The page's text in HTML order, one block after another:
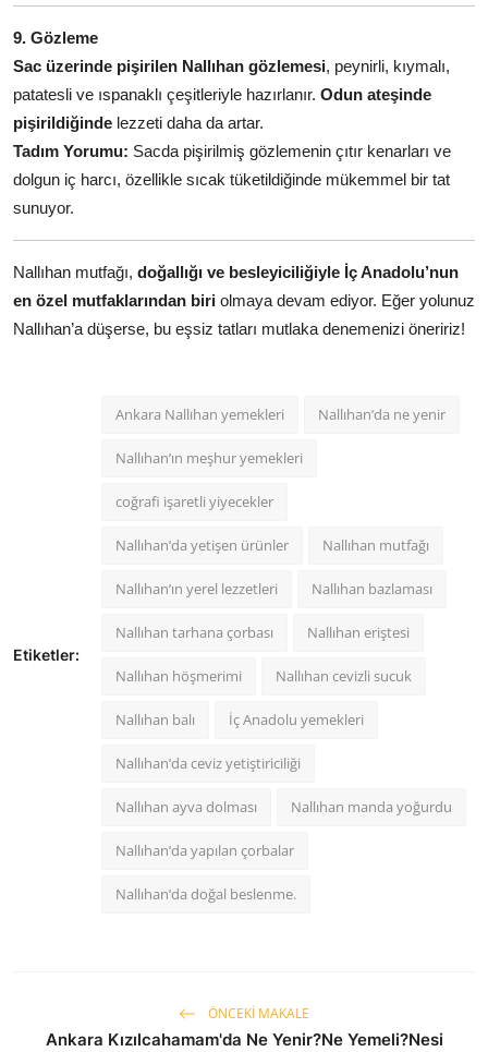
9. Gözleme
Sac üzerinde pişirilen Nallıhan gözlemesi, peynirli, kıymalı,
patatesli ve ıspanaklı çeşitleriyle hazırlanır. Odun ateşinde
pişirildiğinde lezzeti daha da artar.
Tadım Yorumu: Sacda pişirilmiş gözlemenin çıtır kenarları ve
dolgun iç harcı, özellikle sıcak tüketildiğinde mükemmel bir tat
sunuyor.
Nallıhan mutfağı, doğallığı ve besleyiciliğiyle İç Anadolu’nun
en özel mutfaklarından biri olmaya devam ediyor. Eğer yolunuz
Nallıhan’a düşerse, bu eşsiz tatları mutlaka denemenizi öneririz!
Etiketler:
Ankara Nallıhan yemekleri Nallıhan’da ne yenir
Nallıhan’ın meşhur yemekleri
coğrafi işaretli yiyecekler
Nallıhan’da yetişen ürünler Nallıhan mutfağı
Nallıhan’ın yerel lezzetleri Nallıhan bazlaması
Nallıhan tarhana çorbası Nallıhan eriştesi
Nallıhan höşmerimi Nallıhan cevizli sucuk
Nallıhan balı İç Anadolu yemekleri
Nallıhan’da ceviz yetiştiriciliği
Nallıhan ayva dolması Nallıhan manda yoğurdu
Nallıhan’da yapılan çorbalar
Nallıhan’da doğal beslenme.
ÖNCEKI MAKALE
Ankara Kızılcahamam'da Ne Yenir?Ne Yemeli?Nesi